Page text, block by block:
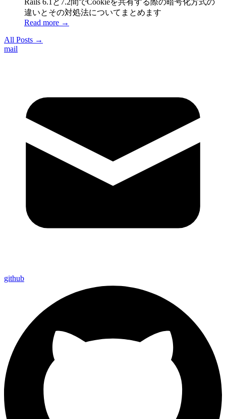
Rails 6.1と7.2間でCookieを共有する際の暗号化方式の
違いとその対処法についてまとめます
Read more →
All Posts →
mail
github